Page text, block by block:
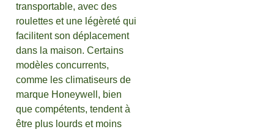
transportable, avec des
roulettes et une légèreté qui
facilitent son déplacement
dans la maison. Certains
modèles concurrents,
comme les climatiseurs de
marque Honeywell, bien
que compétents, tendent à
être plus lourds et moins